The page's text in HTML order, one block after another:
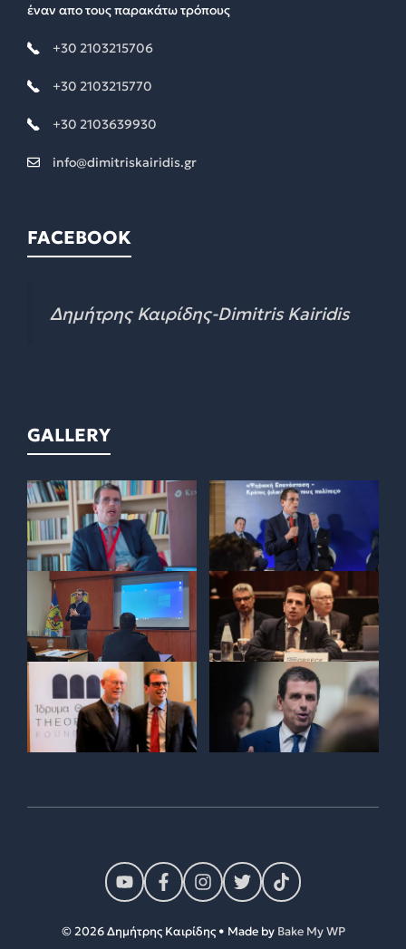
έναν απο τους παρακάτω τρόπους
+30 2103215706
+30 2103215770
+30 2103639930
info@dimitriskairidis.gr
FACEBOOK
Δημήτρης Καιρίδης-Dimitris Kairidis
GALLERY
© 2026 Δημήτρης Καιρίδης • Made by Bake My WP